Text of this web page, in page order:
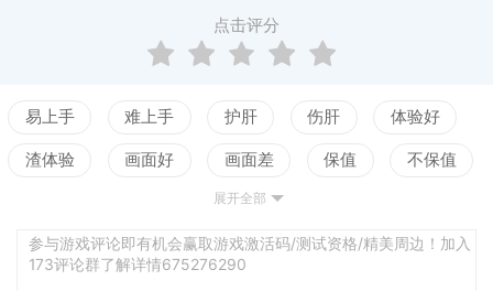
星空藏品：在航行中，总有一些独特的古老宝藏等你
点击评分
易上手 难上手 护肝 伤肝 体验好
渣体验 画面好 画面差 保值 不保值
测试
展开全部
参与游戏评论即有机会赢取游戏激活码/测试资格/精美周边！加入
173评论群了解详情675276290